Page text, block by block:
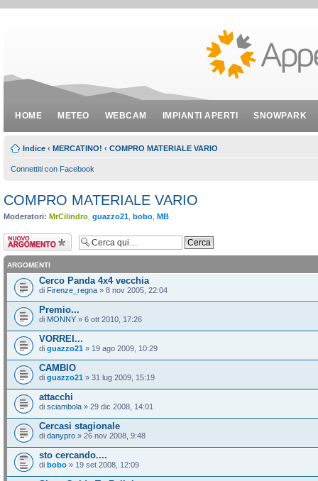
HOME METEO WEBCAM IMPIANTI APERTI SNOWPARK
Indice ‹ MERCATINO! ‹ COMPRO MATERIALE VARIO
Connettiti con Facebook
COMPRO MATERIALE VARIO
Moderatori: MrCilindro guazzo21 bobo MB
Scrivi un nuovo
argomento
ARGOMENTI
Cerco Panda 4x4 vecchia
di Firenze_regna » 8 nov 2005, 22:04
Premio...
di MONNY » 6 ott 2010, 17:26
VORREI...
di guazzo21 » 19 ago 2009, 10:29
CAMBIO
di guazzo21 » 31 lug 2009, 15:19
attacchi
di sciambola » 29 dic 2008, 14:01
Cercasi stagionale
di danypro » 26 nov 2008, 9:48
sto cercando....
di bobo » 19 set 2008, 12:09